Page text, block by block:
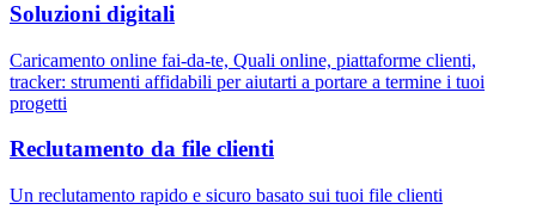
Soluzioni digitali
Caricamento online fai-da-te, Quali online, piattaforme clienti,
tracker: strumenti affidabili per aiutarti a portare a termine i tuoi
progetti
Reclutamento da file clienti
Un reclutamento rapido e sicuro basato sui tuoi file clienti